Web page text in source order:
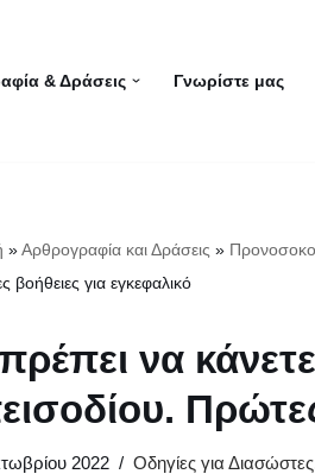
& Δράσεις Γνωρίστε μας
»Αρθρογραφία και Δράσεις »
βοήθειες για εγκεφαλικό
να
2022 Οδηγίες για Διασώστες